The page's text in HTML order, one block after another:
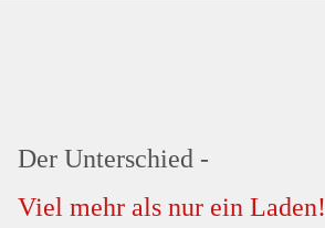
Der Unterschied -
Viel mehr als nur ein Laden!